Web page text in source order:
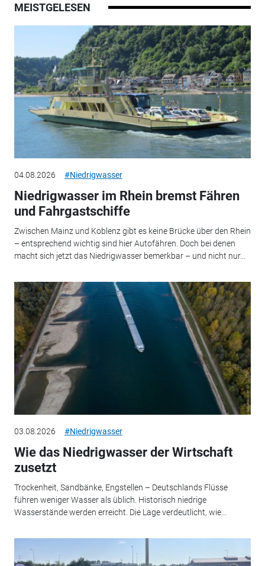
MEISTGELESEN
04.08.2026 #Niedrigwasser
Niedrigwasser im Rhein bremst Fähren
und Fahrgastschiffe
Zwischen Mainz und Koblenz gibt es keine Brücke über den Rhein
– entsprechend wichtig sind hier Autofähren. Doch bei denen
macht sich jetzt das Niedrigwasser bemerkbar – und nicht nur...
03.08.2026 #Niedrigwasser
Wie das Niedrigwasser der Wirtschaft
zusetzt
Trockenheit, Sandbänke, Engstellen – Deutschlands Flüsse
führen weniger Wasser als üblich. Historisch niedrige
Wasserstände werden erreicht. Die Lage verdeutlicht, wie...